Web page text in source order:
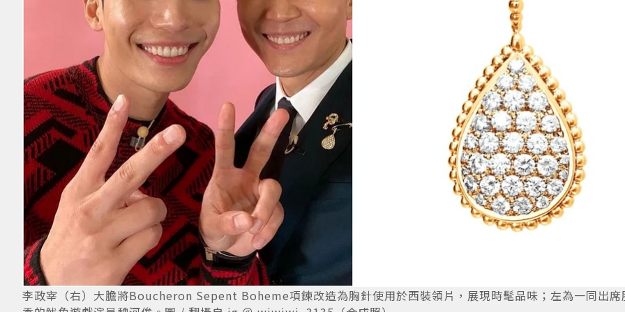
李政宰（右）大膽將Boucheron Sepent Boheme項鍊改造為胸針使用於西裝領片，展現時髦品味；左為一同出席